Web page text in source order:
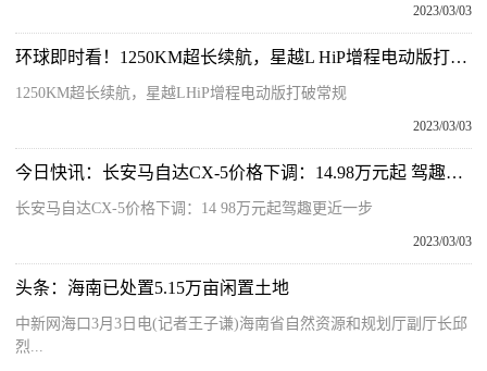
2023/03/03
环球即时看！1250KM超长续航，星越L HiP增程电动版打破常规
1250KM超长续航，星越LHiP增程电动版打破常规
2023/03/03
今日快讯：长安马自达CX-5价格下调：14.98万元起 驾趣更近一步
长安马自达CX-5价格下调：14 98万元起驾趣更近一步
2023/03/03
头条：海南已处置5.15万亩闲置土地
中新网海口3月3日电(记者王子谦)海南省自然资源和规划厅副厅长邱
烈...